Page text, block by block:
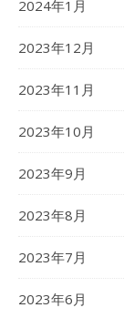
2024年1月
2023年12月
2023年11月
2023年10月
2023年9月
2023年8月
2023年7月
2023年6月